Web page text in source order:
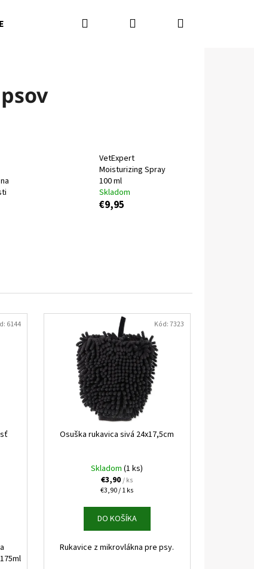
Kamenná predajňa Kontakty
Hľadať PrihlásenieNákupný
VetExpert
Moisturizing Spray
100 ml
Skladom
€9,95
6144
Osuška rukavica sivá 24x17,5cm
Skladom(1 ks)
€3,90/ ks
Jednotková
€3,90 / 1 ks
DO KOŠÍKA
Rukavice z mikrovlákna pre psy.
Kód:7323
FANTASTIC VÝBER